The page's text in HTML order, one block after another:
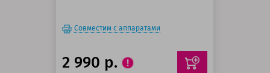
Совместим с аппаратами
2 990 р.